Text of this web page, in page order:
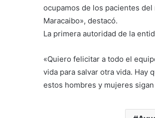
ocupamos de los pacientes
Maracaibo», destacó.
La primera autoridad de la
«Quiero felicitar a todo el
vida para salvar otra vida. Hay
estos hombres y mujeres